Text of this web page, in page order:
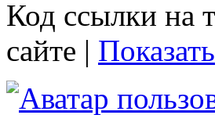
Код ссылки на
сайте | Показать